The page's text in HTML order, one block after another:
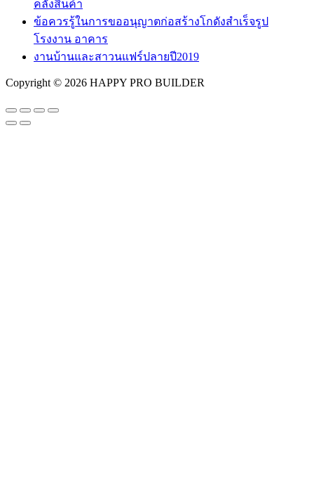
คลังสินค้า
ข้อควรรู้ในการขออนุญาตก่อสร้างโกดังสำเร็จรูป
โรงงาน อาคาร
งานบ้านและสาวนแฟร์ปลายปี2019
Copyright © 2026 HAPPY PRO BUILDER